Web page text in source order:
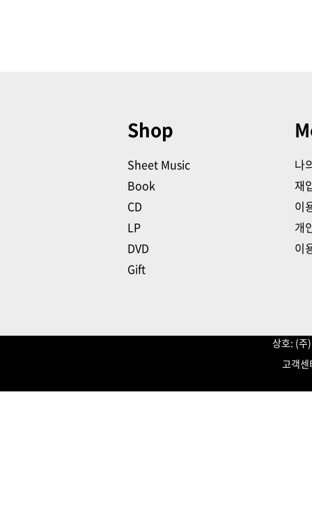
Shop
Sheet Music
Book
CD
LP
DVD
Gift
나
재
이
개
이
상호: (
고객